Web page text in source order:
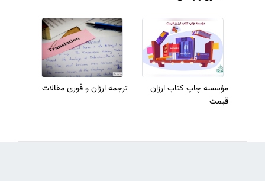
مؤسسه چاپ کتاب ارزان
قیمت
ترجمه ارزان و فوری مقالات